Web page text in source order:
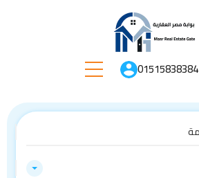
01515838384